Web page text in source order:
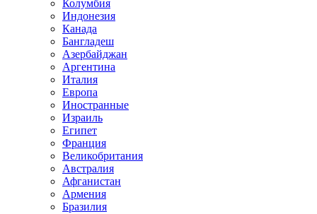
Колумбия
Индонезия
Канада
Бангладеш
Азербайджан
Аргентина
Италия
Европа
Иностранные
Израиль
Египет
Франция
Великобритания
Австралия
Афганистан
Армения
Бразилия